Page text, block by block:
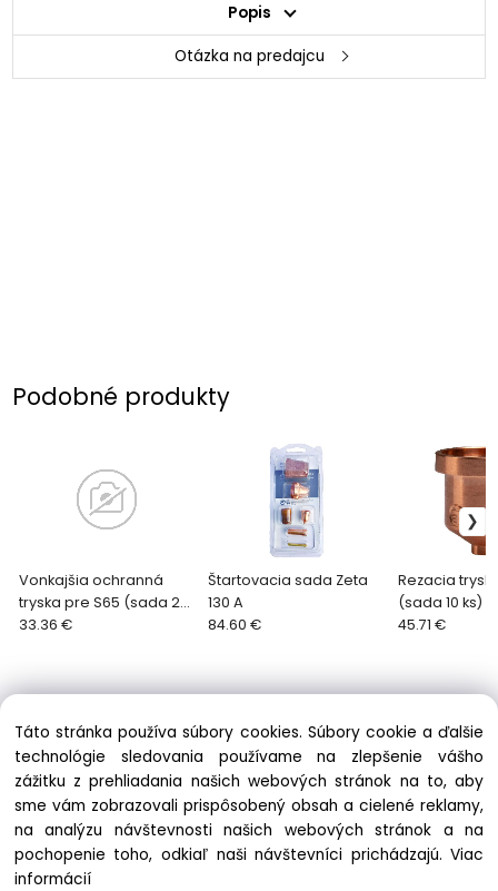
Popis
Otázka na predajcu
Podobné produkty
Vonkajšia ochranná
tryska pre S65 (sada 2
ks)
33.36 €
Štartovacia sada Zeta
130 A
84.60 €
Rezacia
(sada 10 ks)
45.71 €
Informácie
Obchodné podmienky
Ochrana osobných údajov
Zásady cookies
Táto stránka používa súbory cookies. Súbory cookie a ďalšie
technológie sledovania používame na zlepšenie vášho
zážitku z prehliadania našich webových stránok na to, aby
sme vám zobrazovali prispôsobený obsah a cielené reklamy,
na analýzu návštevnosti našich webových stránok a na
pochopenie toho, odkiaľ naši návštevníci prichádzajú.Viac
informácií